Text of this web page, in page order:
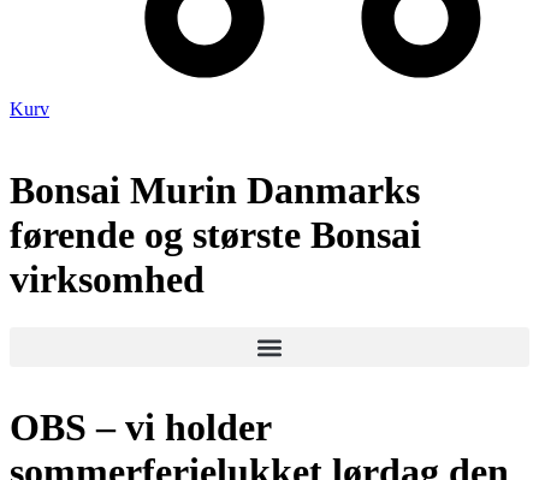
Kurv
Bonsai Murin Danmarks
førende og største Bonsai
virksomhed
OBS – vi holder
sommerferielukket lørdag den